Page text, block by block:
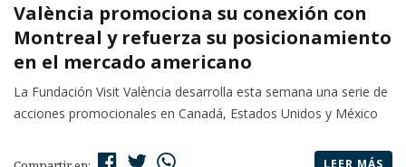
València promociona su conexión con
Montreal y refuerza su posicionamiento
en el mercado americano
La Fundación Visit València desarrolla esta semana una serie de
acciones promocionales en Canadá, Estados Unidos y México
LEER MÁS